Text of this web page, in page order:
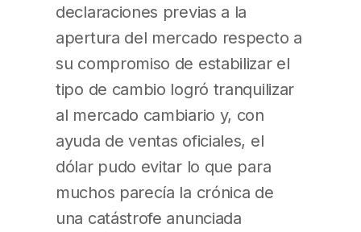
declaraciones previas a la
apertura del mercado respecto a
su compromiso de estabilizar el
tipo de cambio logró tranquilizar
al mercado cambiario y, con
ayuda de ventas oficiales, el
dólar pudo evitar lo que para
muchos parecía la crónica de
una catástrofe anunciada